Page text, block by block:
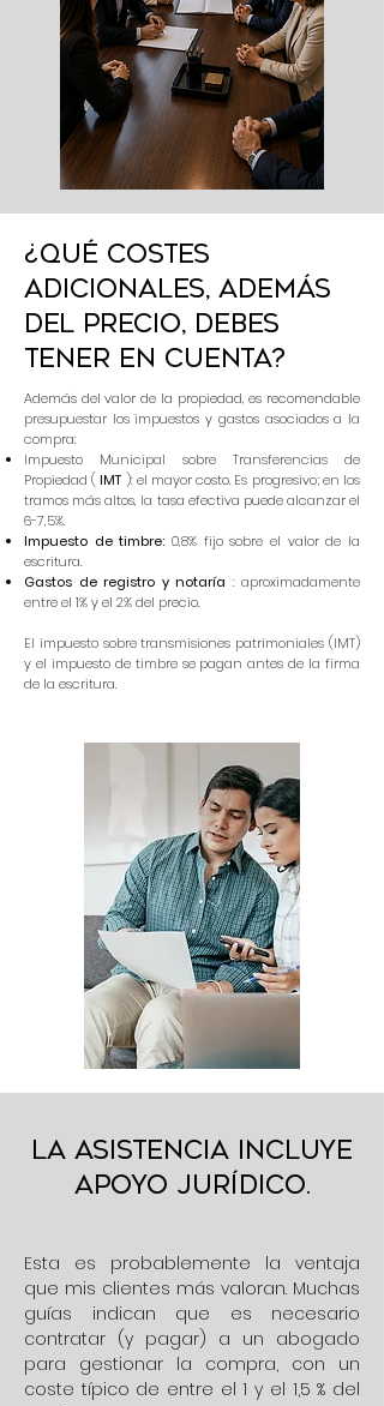
¿Qué costes
adicionales, además
del precio, debes
tener en cuenta?
Además del valor de la propiedad, es recomendable
presupuestar los impuestos y gastos asociados a la
compra:
Impuesto Municipal sobre Transferencias de
Propiedad (IMT): el mayor costo. Es progresivo; en los
tramos más altos, la tasa efectiva puede alcanzar el
6-7,5%.
Impuesto de timbre: 0,8% fijo sobre el valor de la
escritura.
Gastos de registro y notaría : aproximadamente
entre el 1% y el 2% del precio.
El impuesto sobre transmisiones patrimoniales (IMT)
y el impuesto de timbre se pagan antes de la firma
de la escritura.
La asistencia incluye
apoyo jurídico.
Esta es probablemente la ventaja
que mis clientes más valoran. Muchas
guías indican que es necesario
contratar (y pagar) a un abogado
para gestionar la compra, con un
coste típico de entre el 1 y el 1,5 % del